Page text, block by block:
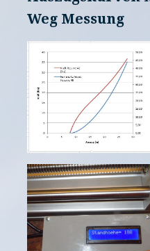
Weg Messung